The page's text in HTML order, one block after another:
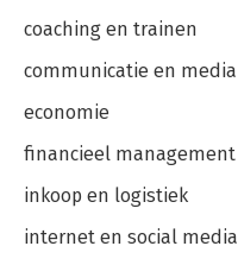
coaching en trainen
communicatie en media
economie
financieel management
inkoop en logistiek
internet en social media